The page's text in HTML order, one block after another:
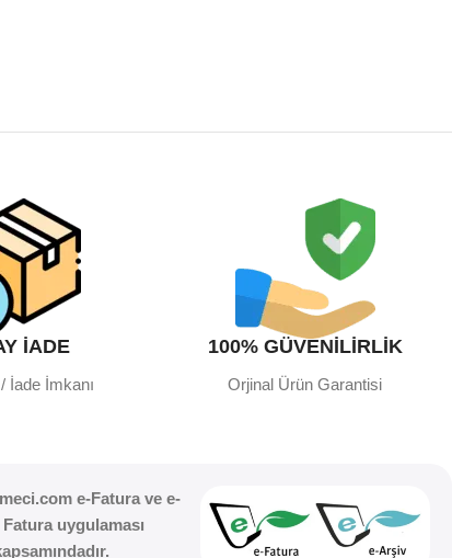
İADE
İade İmkanı
100% GÜVENİLİRLİK
Orjinal Ürün Garantisi
e-Fatura ve e-
uygulaması